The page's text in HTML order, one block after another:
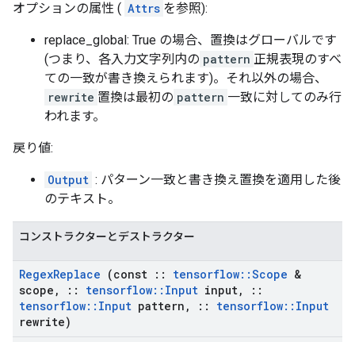
オプションの属性 ( Attrs を参照):
replace_global: True の場合、置換はグローバルです
(つまり、各入力文字列内の pattern 正規表現のすべ
ての一致が書き換えられます)。それ以外の場合、
rewrite 置換は最初の pattern 一致に対してのみ行
われます。
戻り値:
Output : パターン一致と書き換え置換を適用した後
のテキスト。
コンストラクターとデストラクター
RegexReplace (const :: tensorflow::Scope &
scope , :: tensorflow:: Input input,
::
tensorflow:: Input pattern , :: tensorflow:: Input
rewrite)